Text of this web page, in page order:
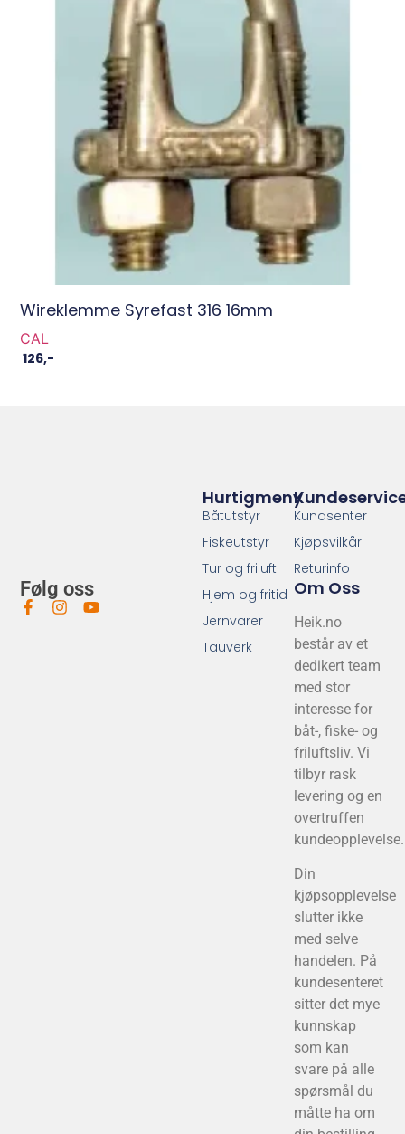
Wireklemme Syrefast 316 16mm
CAL
126,-
Følg oss
Kundsenter
Kjøpsvilkår
Returinfo
Om Oss
Heik.no
består av et
dedikert team
med stor
interesse for
båt-, fiske- og
friluftsliv. Vi
tilbyr rask
levering og en
overtruffen
kundeopplevelse.
Din
kjøpsopplevelse
slutter ikke
med selve
handelen. På
kundesenteret
sitter det mye
kunnskap
som kan
svare på alle
spørsmål du
måtte ha om
Hurtigmeny
Båtutstyr
Fiskeutstyr
Tur og friluft
Hjem og fritid
Jernvarer
Tauverk